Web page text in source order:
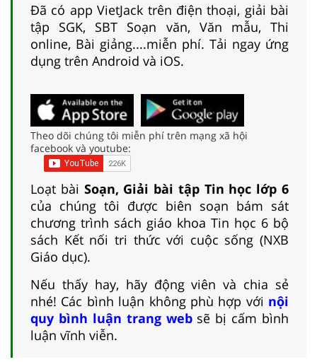
Đã có app VietJack trên điện thoại, giải bài
tập SGK, SBT Soạn văn, Văn mẫu, Thi
online, Bài giảng....miễn phí. Tải ngay ứng
dụng trên Android và iOS.
Theo dõi chúng tôi miễn phí trên mạng xã hội
facebook và youtube:
Loạt bài Soạn, Giải bài tập Tin học lớp 6
của chúng tôi được biên soạn bám sát
chương trình sách giáo khoa Tin học 6 bộ
sách Kết nối tri thức với cuộc sống (NXB
Giáo dục).
Nếu thấy hay, hãy động viên và chia sẻ
nhé! Các bình luận không phù hợp với nội
quy bình luận trang websẽ bị cấm bình
luận vĩnh viễn.